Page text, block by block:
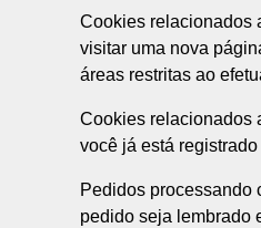
Cookies relacionados
visitar uma nova
áreas restritas ao
Cookies relacionados
você já está
Pedidos processando
pedido seja lembrado